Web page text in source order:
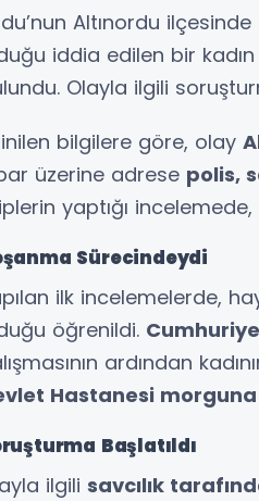
Altınordu
iddia edilen bir
Olayla ilgili
bilgilere göre, olay
üzerine adrese polis,
yaptığı
Sürecindeydi
ilk incelemelerde,
öğrenildi.
ardından
Hastanesi morguna
Başlatıldı
ilgili savcılık